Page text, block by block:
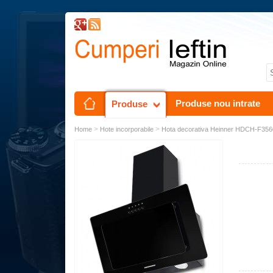
Produse Produse nou intrate
Home > Hote incorporabile > Hota decorativa Heinner HDCH-